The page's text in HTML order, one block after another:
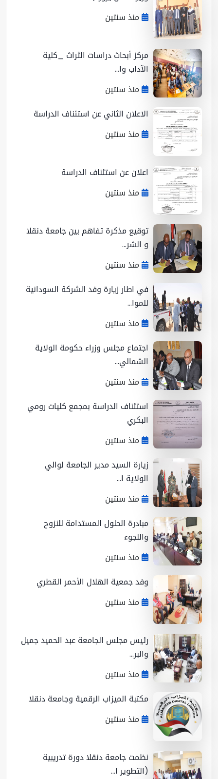
منذ سنتين
مركز أبحاث دراسات الثراث _كلية
الآداب وا...
منذ سنتين
الاعلان الثاني عن استئناف الدراسة
منذ سنتين
اعلان عن استئناف الدراسة
منذ سنتين
توقيع مذكرة تفاهم بين جامعة دنقلا
و الشر...
منذ سنتين
في اطار زيارة وفد الشركة السودانية
للموا...
منذ سنتين
اجتماع مجلس وزراء حكومة الولاية
الشمالي...
منذ سنتين
استئناف الدراسة بمجمع كليات رومي
البكري
منذ سنتين
زيارة السيد مدير الجامعة لوالي
الولاية ا...
منذ سنتين
مبادرة الحلول المستدامة للنزوح
واللجوء
منذ سنتين
وفد جمعية الهلال الأحمر القطري
منذ سنتين
رئيس مجلس الجامعة عبد الحميد جميل
والبر...
منذ سنتين
مكتبة الميزاب الرقمية وجامعة دنقلا
منذ سنتين
نظمت جامعة دنقلا دورة تدريبية
(التطوير ا...